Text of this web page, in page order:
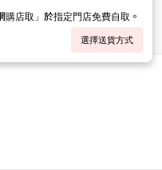
店取」於指定門店免費自取。
選擇送貨方式